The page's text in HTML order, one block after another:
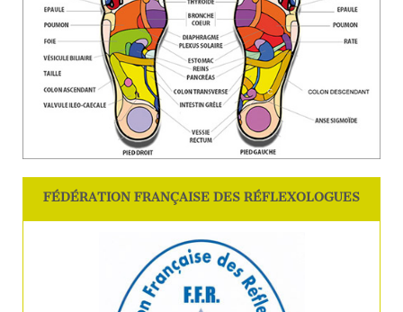
FÉDÉRATION FRANÇAISE DES RÉFLEXOLOGUES